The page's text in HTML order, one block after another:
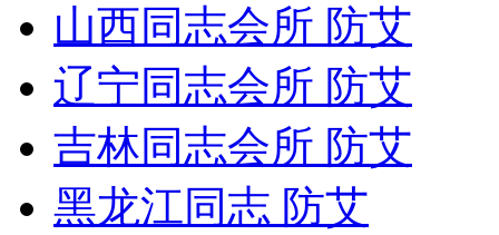
山西同志会所 防艾
辽宁同志会所 防艾
吉林同志会所 防艾
黑龙江同志 防艾